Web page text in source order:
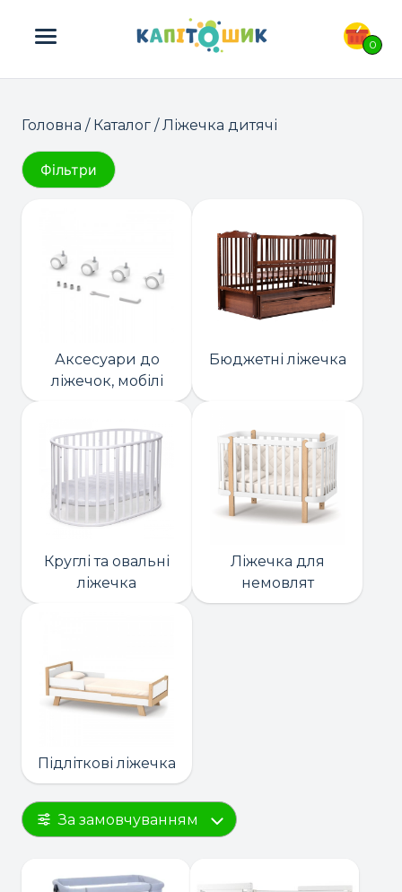
0
ПОШУК ТОВАРІВ:
Головна / Каталог / Ліжечка дитячі
Фільтри
Аксесуари до
ліжечок, мобілі
Бюджетні ліжечка
Круглі та овальні
ліжечка
Ліжечка для
немовлят
Підліткові ліжечка
За замовчуванням